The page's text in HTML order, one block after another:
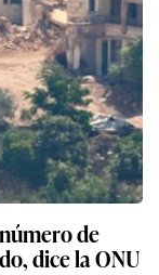
de
dice la ONU